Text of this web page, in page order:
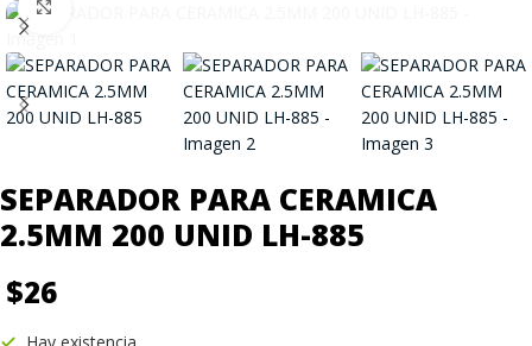
SEPARADOR PARA CERAMICA
2.5MM 200 UNID LH-885
$26